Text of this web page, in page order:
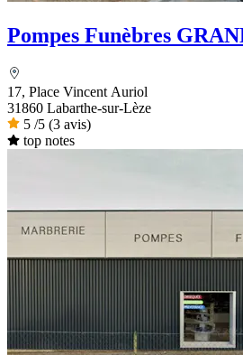
Pompes Funèbres
17, Place Vincent Auriol
31860 Labarthe-sur-Lèze
5 /5 (3 avis)
top notes